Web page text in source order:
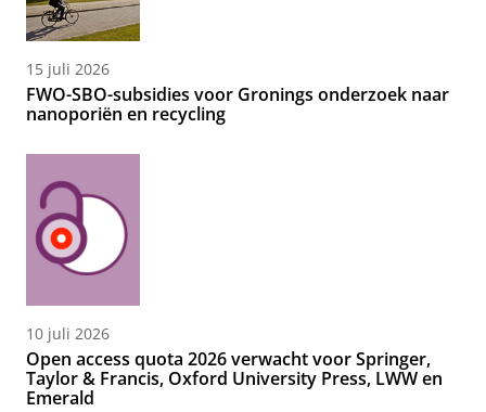
15 juli 2026
FWO-SBO-subsidies voor Gronings onderzoek naar
nanoporiën en recycling
10 juli 2026
Open access quota 2026 verwacht voor Springer,
Taylor & Francis, Oxford University Press, LWW en
Emerald